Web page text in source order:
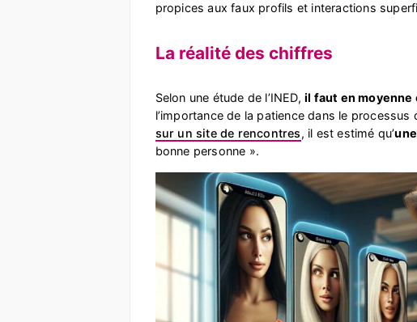
propices aux faux profils et interactions
La réalité des chiffres
Selon une étude de l’INED,il faut en moyenne
l’importance de la patience dans le
sur un site de rencontres, il est estimé qu’
bonne personne ».